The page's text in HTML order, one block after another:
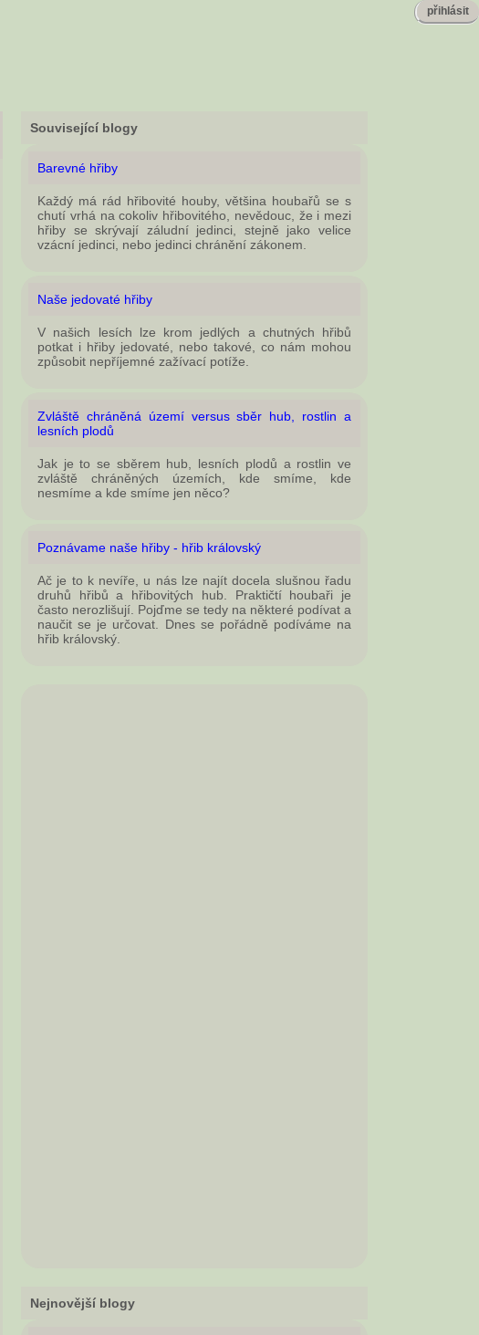
přihlásit
Související blogy
Barevné hřiby
Každý má rád hřibovité houby, většina houbařů se s
chutí vrhá na cokoliv hřibovitého, nevědouc, že i mezi
hřiby se skrývají záludní jedinci, stejně jako velice
vzácní jedinci, nebo jedinci chránění zákonem.
Naše jedovaté hřiby
V našich lesích lze krom jedlých a chutných hřibů
potkat i hřiby jedovaté, nebo takové, co nám mohou
způsobit nepříjemné zažívací potíže.
Zvláště chráněná území versus sběr hub, rostlin a
lesních plodů
Jak je to se sběrem hub, lesních plodů a rostlin ve
zvláště chráněných územích, kde smíme, kde
nesmíme a kde smíme jen něco?
Poznávame naše hřiby - hřib královský
Ač je to k nevíře, u nás lze najít docela slušnou řadu
druhů hřibů a hřibovitých hub. Praktičtí houbaři je
často nerozlišují. Pojďme se tedy na některé podívat a
naučit se je určovat. Dnes se pořádně podíváme na
hřib královský.
Nejnovější blogy